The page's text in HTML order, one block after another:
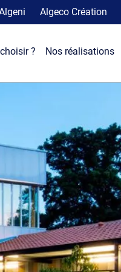
Algeco Création
? Nos réalisations